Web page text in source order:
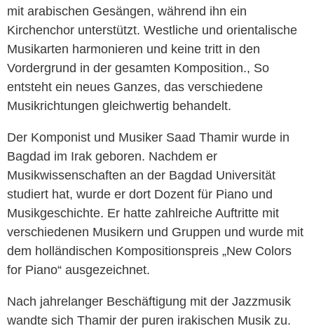
mit arabischen Gesängen, während ihn ein
Kirchenchor unterstützt. Westliche und orientalische
Musikarten harmonieren und keine tritt in den
Vordergrund in der gesamten Komposition., So
entsteht ein neues Ganzes, das verschiedene
Musikrichtungen gleichwertig behandelt.
Der Komponist und Musiker Saad Thamir wurde in
Bagdad im Irak geboren. Nachdem er
Musikwissenschaften an der Bagdad Universität
studiert hat, wurde er dort Dozent für Piano und
Musikgeschichte. Er hatte zahlreiche Auftritte mit
verschiedenen Musikern und Gruppen und wurde mit
dem holländischen Kompositionspreis „New Colors
for Piano“ ausgezeichnet.
Nach jahrelanger Beschäftigung mit der Jazzmusik
wandte sich Thamir der puren irakischen Musik zu.